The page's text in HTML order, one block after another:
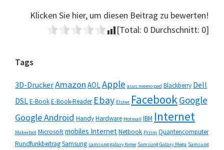
Klicken Sie hier, um diesen Beitrag zu bewerten!
[Total: 0 Durchschnitt: 0]
Seitenspalte
Tags
3D-DruckerAmazon AOLApple asus memo pad Blackberry Dell
DSLE-BookE-Book-Reader Ebay Elster FacebookGoogle
Google Android HandyHardware Hotmail IBM Internet
Makerbot Microsoftmobiles InternetNetbook Prism Quantencomputer
RundfunkbeitragSamsung samsung galaxy fame Samsung Galaxy Mega Samsung